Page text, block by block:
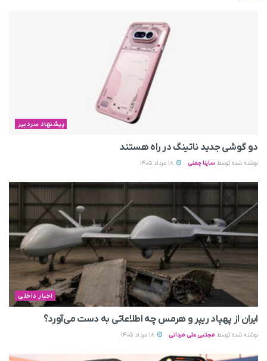
پیشنهاد سردبیر
دو گوشی جدید ناتینگ در راه هستند
نوشته شده توسط ساینا چمنی
اخبار داخلی
ایران از پهپاد ریپر و هرمس چه اطلاعاتی به دست می‌آورد؟
نوشته شده توسط مجتبی علی مردانی